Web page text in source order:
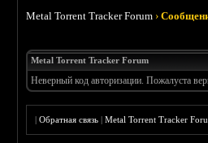
Metal Torrent Tracker Forum ›
Metal Torrent Tracker Forum
Неверный код авторизации. Пожалуста
|Обратная связь |Metal Torrent Tracker